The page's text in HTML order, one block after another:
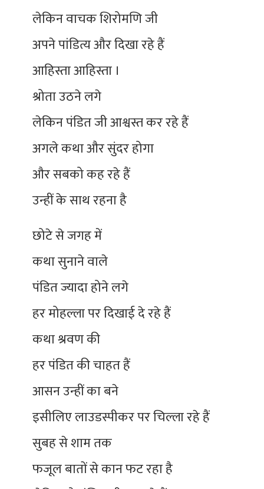
लेकिन वाचक शिरोमणि जी
अपने पांडित्य और दिखा रहे हैं
आहिस्ता आहिस्ता ।
श्रोता उठने लगे
लेकिन पंडित जी आश्वस्त कर रहे हैं
अगले कथा और सुंदर होगा
और सबको कह रहे हैं
उन्हीं के साथ रहना है
छोटे से जगह में
कथा सुनाने वाले
पंडित ज्यादा होने लगे
हर मोहल्ला पर दिखाई दे रहे हैं
कथा श्रवण की
हर पंडित की चाहत हैं
आसन उन्हीं का बने
इसीलिए लाउडस्पीकर पर चिल्ला रहे हैं
सुबह से शाम तक
फजूल बातों से कान फट रहा है